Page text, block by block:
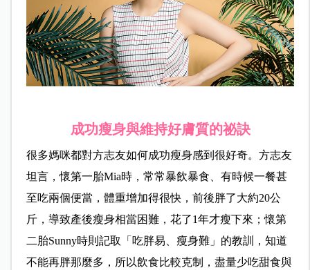
成功瘦身與維持好膚質的祕訣
很多媽咪都對方志友如何成功瘦身感到很好奇。方志友
坦言，懷第一胎Mia時，常常暴飲暴食、有時候一餐甚
至吃兩個便當，體重增加得很快，前後胖了大約20公
斤，導致產後瘦身相當困難，花了1年才瘦下來；懷第
二胎Sunny時則記取「吃胖易、瘦身難」的教訓，知道
不能再胖那麼多，所以飲食比較克制，盡量少吃甜食與